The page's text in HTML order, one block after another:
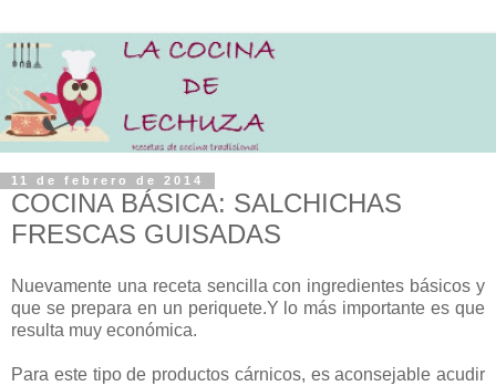
11 de febrero de 2014
COCINA BÁSICA: SALCHICHAS
FRESCAS GUISADAS
Nuevamente una receta sencilla con ingredientes básicos y
que se prepara en un periquete.Y lo más importante es que
resulta muy económica.
Para este tipo de productos cárnicos, es aconsejable acudir